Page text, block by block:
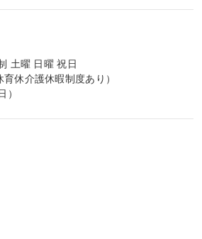
土曜 日曜 祝日
休介護休暇制度あり）
）